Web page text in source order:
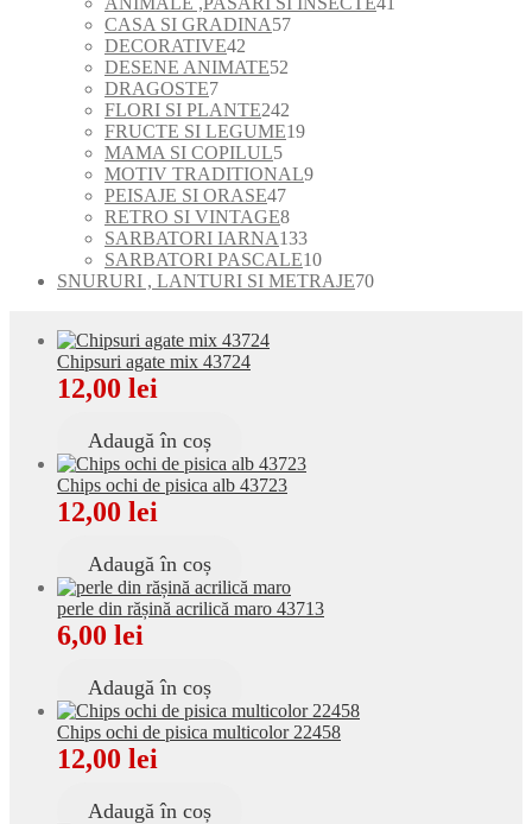
produse
CASA SI GRADINA5757
DECORATIVE42
de
DESENE ANIMATE52
produse
DRAGOSTE77
produse
FLORI SI PLANTE242
de
FRUCTE SI LEGUME1919
MAMA SI COPILUL55
produse
MOTIV TRADITIONAL99
PEISAJE SI ORASE4747
de
produse
RETRO SI VINTAGE88
produse
SARBATORI IARNA133133
de
produse
SARBATORI PASCALE1010
produse
SNURURI , LANTURI SI METRAJE7070
Chipsuri agate mix 43724
12,00 lei
Adaugă în coș
Chips ochi de pisica alb 43723
12,00 lei
Adaugă în coș
perle din rășină acrilică maro 43713
6,00 lei
Adaugă în coș
Chips ochi de pisica multicolor 22458
12,00 lei
Adaugă în coș